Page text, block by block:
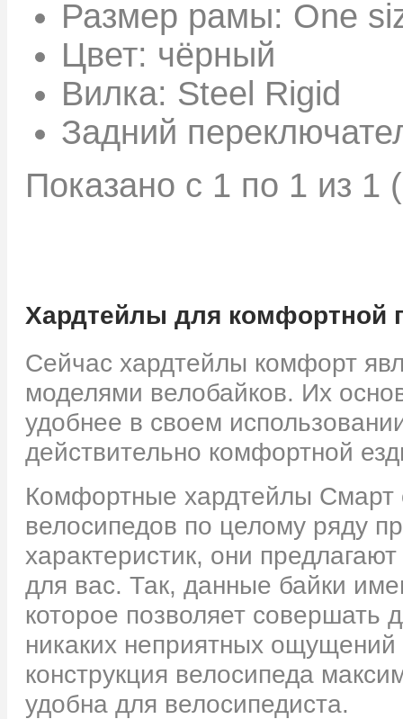
Размер рамы: One
Цвет: чёрный
Вилка: Steel Rigid
Задний
Показано с 1 по 1 из 1
Хардтейлы для комфортной
Сейчас хардтейлы комфорт
моделями велобайков. Их
удобнее в своем
действительно комфортной
Комфортные хардтейлы Смарт
велосипедов по целому ряду
характеристик, они
для вас. Так, данные байки
которое позволяет совершать
никаких неприятных
конструкция велосипеда
удобна для велосипедиста.